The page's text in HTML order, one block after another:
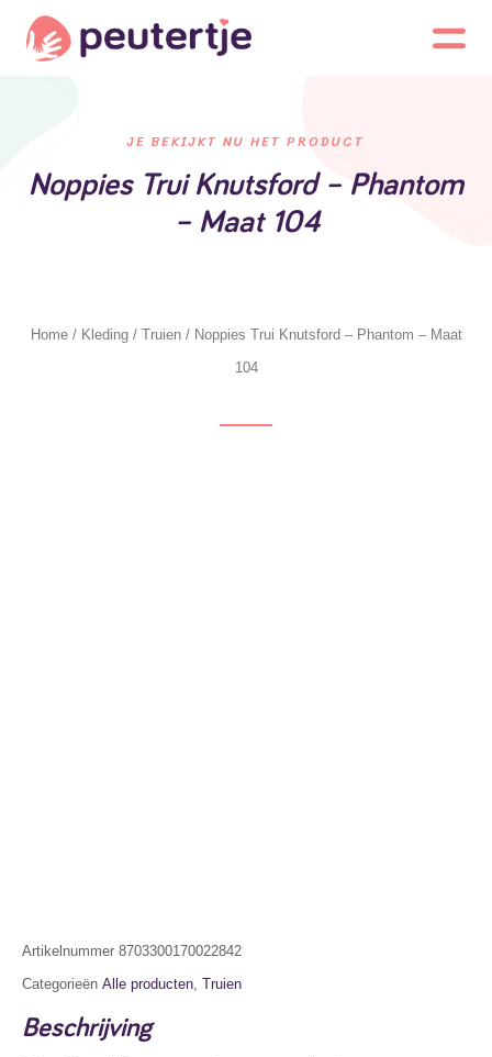
JE BEKIJKT NU HET PRODUCT
Noppies Trui Knutsford – Phantom
– Maat 104
Home/ Kleding/ Truien/ Noppies Trui Knutsford – Phantom – Maat
104
Artikelnummer 8703300170022842
Categorieën Alle producten, Truien
Beschrijving